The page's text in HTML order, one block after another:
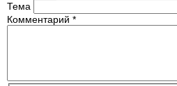
Тема
Комментарий *